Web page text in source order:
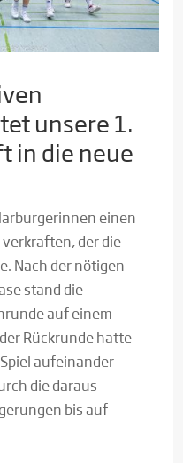
unsere 1.
in die neue
einen
der die
Nach der nötigen
stand die
auf einem
Rückrunde hatte
aufeinander
die daraus
bis auf